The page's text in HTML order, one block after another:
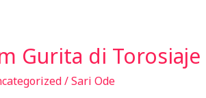
Gurita di Torosiaje
/Sari Ode